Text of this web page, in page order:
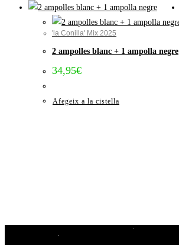
'la Conilla' Mix 2025
2 ampolles blanc + 1 ampolla negre
34,95€
Afegeix a la cistella